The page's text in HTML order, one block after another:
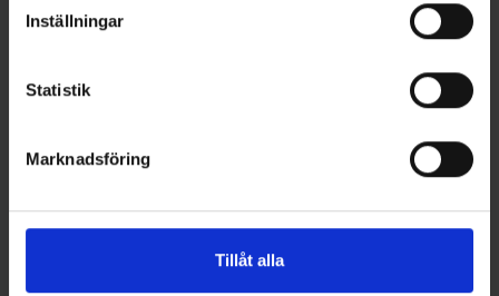
Inställningar
Statistik
Marknadsföring
Tillåt alla